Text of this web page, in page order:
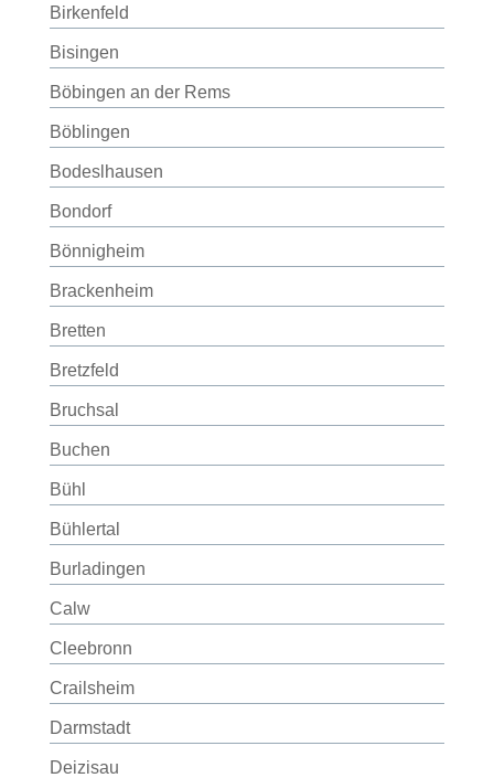
Birkenfeld
Bisingen
Böbingen an der Rems
Böblingen
Bodeslhausen
Bondorf
Bönnigheim
Brackenheim
Bretten
Bretzfeld
Bruchsal
Buchen
Bühl
Bühlertal
Burladingen
Calw
Cleebronn
Crailsheim
Darmstadt
Deizisau